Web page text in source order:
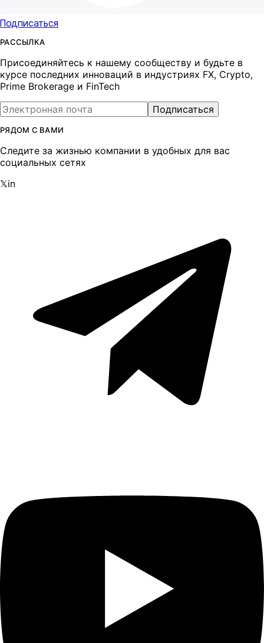
Подписаться
РАССЫЛКА
Присоединяйтесь к нашему сообществу и будьте в
курсе последних инноваций в индустриях FX, Crypto,
Prime Brokerage и FinTech
Подписаться
РЯДОМ С ВАМИ
Следите за жизнью компании в удобных для вас
социальных сетях
𝕏in